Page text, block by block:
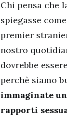
Chi pensa che
spiegasse
premier
nostro
dovrebbe
perchè siamo
immaginate
rapporti